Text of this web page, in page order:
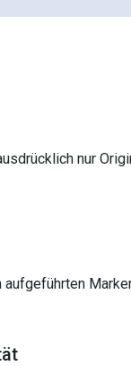
nur
aufgeführten